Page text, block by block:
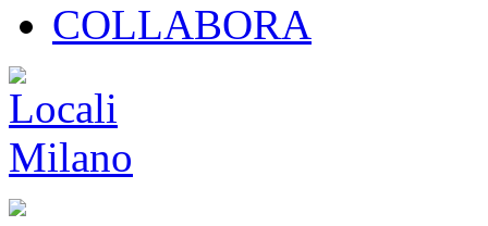
COLLABORA